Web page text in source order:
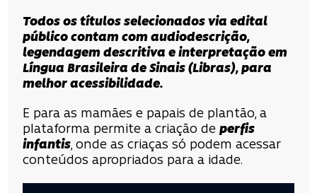
Todos os títulos selecionados via edital
público contam com audiodescrição,
legendagem descritiva e interpretação em
Língua Brasileira de Sinais (Libras), para
melhor acessibilidade.
E para as mamães e papais de plantão, a
plataforma permite a criação de perfis
infantis, onde as criaças só podem acessar
conteúdos apropriados para a idade.